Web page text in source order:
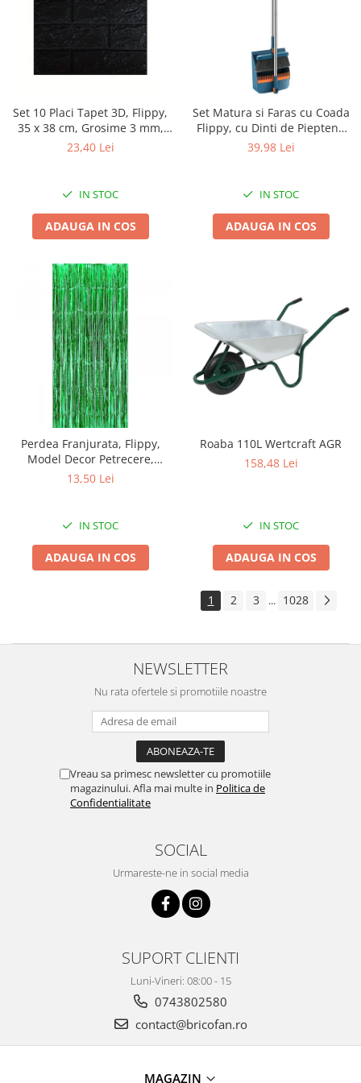
Masini tocat carne electrice
Mixere
Oale si Cratite
Palnii
Storcatoare
Anvelope auto
Clesti auto
Compresoare auto si pompe
Intretinere interior/exterior
Modulatoare FM
Perii de zapada si raclete
Pompe de transfer
Decoratiuni, ornamente si articole
Beteala si ghirlande Craciun
Brazi de Craciun
Costume Craciun
Decoratiuni luminoase exterioare &
Figurine si decoratiuni Craciun
Furtun - Tub - rola craciun
Instalatii Craciun 220V
Instalatii cu baterii
Instalatii de Craciun
Instalatii liniare si role de furtun
Instalatii liniare/sir
Instalatii perdea
Instalatii turturi-franjuri
Turturi/Franjuri 220V
Diverse pentru casa si camping
Balamale si zavoare
Broaste si clante
Set 10 Placi Tapet 3D, Flippy,
35 x 38 cm, Grosime 3 mm,
din Polietilena, Model
23,40 Lei
IN STOC
ADAUGA IN COS
Set Matura si Faras cu Coada
Flippy, cu Dinti de Pieptene
pentru Curatare Matura,
albastru
39,98 Lei
IN STOC
ADAUGA IN COS
Perdea Franjurata, Flippy,
Model Decor Petrecere,
pentru Fundal de Poze,
100x200 cm, Verde
13,50 Lei
IN STOC
ADAUGA IN COS
Roaba 110L Wertcraft AGR
158,48 Lei
IN STOC
ADAUGA IN COS
1 2 3 ... 1028
NEWSLETTER
Nu rata ofertele si promotiile noastre
Vreau sa primesc newsletter cu promotiile
magazinului. Afla mai multe in Politica de
Confidentialitate
SOCIAL
Urmareste-ne in social media
SUPORT CLIENTI
Luni-Vineri: 08:00 - 15
0743802580
contact@bricofan.ro
MAGAZIN